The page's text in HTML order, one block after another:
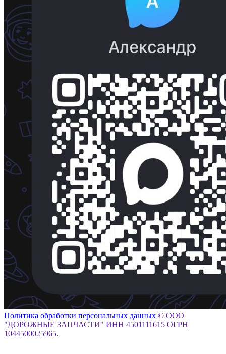
Политика обработки персональных данных © ООО
"ДОРОЖНЫЕ ЗАПЧАСТИ" ИНН 4501111615 ОГРН
1044500025965.